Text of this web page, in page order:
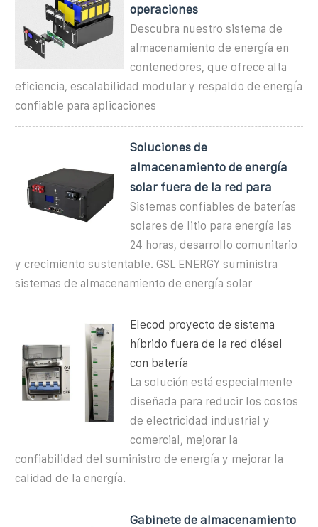
operaciones
Descubra nuestro sistema de
almacenamiento de energía en
contenedores, que ofrece alta
eficiencia, escalabilidad modular y respaldo de energía
confiable para aplicaciones
Soluciones de
almacenamiento de energía
solar fuera de la red para
Sistemas confiables de baterías
solares de litio para energía las
24 horas, desarrollo comunitario
y crecimiento sustentable. GSL ENERGY suministra
sistemas de almacenamiento de energía solar
Elecod proyecto de sistema
híbrido fuera de la red diésel
con batería
La solución está especialmente
diseñada para reducir los costos
de electricidad industrial y
comercial, mejorar la
confiabilidad del suministro de energía y mejorar la
calidad de la energía.
Gabinete de almacenamiento